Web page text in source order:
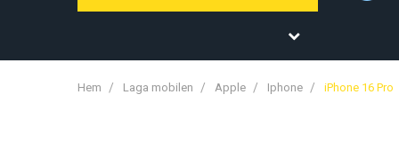
Hem Laga mobilen Apple Iphone iPhone 16 Pro